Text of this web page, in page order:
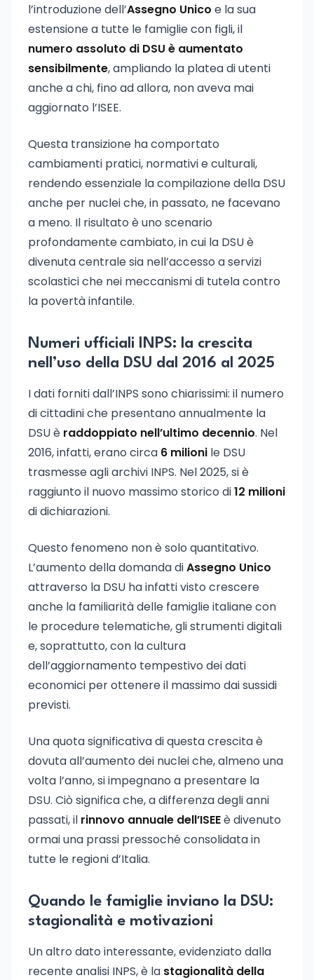
l’introduzione dell’Assegno Unico e la sua
estensione a tutte le famiglie con figli, il
numero assoluto di DSU è aumentato
sensibilmente, ampliando la platea di utenti
anche a chi, fino ad allora, non aveva mai
aggiornato l’ISEE.
Questa transizione ha comportato
cambiamenti pratici, normativi e culturali,
rendendo essenziale la compilazione della DSU
anche per nuclei che, in passato, ne facevano
a meno. Il risultato è uno scenario
profondamente cambiato, in cui la DSU è
divenuta centrale sia nell’accesso a servizi
scolastici che nei meccanismi di tutela contro
la povertà infantile.
Numeri ufficiali INPS: la crescita
nell’uso della DSU dal 2016 al 2025
I dati forniti dall’INPS sono chiarissimi: il numero
di cittadini che presentano annualmente la
DSU è raddoppiato nell’ultimo decennio. Nel
2016, infatti, erano circa 6 milioni le DSU
trasmesse agli archivi INPS. Nel 2025, si è
raggiunto il nuovo massimo storico di12 milioni
di dichiarazioni.
Questo fenomeno non è solo quantitativo.
L’aumento della domanda diAssegno Unico
attraverso la DSU ha infatti visto crescere
anche la familiarità delle famiglie italiane con
le procedure telematiche, gli strumenti digitali
e, soprattutto, con la cultura
dell’aggiornamento tempestivo dei dati
economici per ottenere il massimo dai sussidi
previsti.
Una quota significativa di questa crescita è
dovuta all’aumento dei nuclei che, almeno una
volta l’anno, si impegnano a presentare la
DSU. Ciò significa che, a differenza degli anni
passati, il rinnovo annuale dell’ISEEè divenuto
ormai una prassi pressoché consolidata in
tutte le regioni d’Italia.
Quando le famiglie inviano la DSU:
stagionalità e motivazioni
Un altro dato interessante, evidenziato dalla
recente analisi INPS, è la stagionalità della